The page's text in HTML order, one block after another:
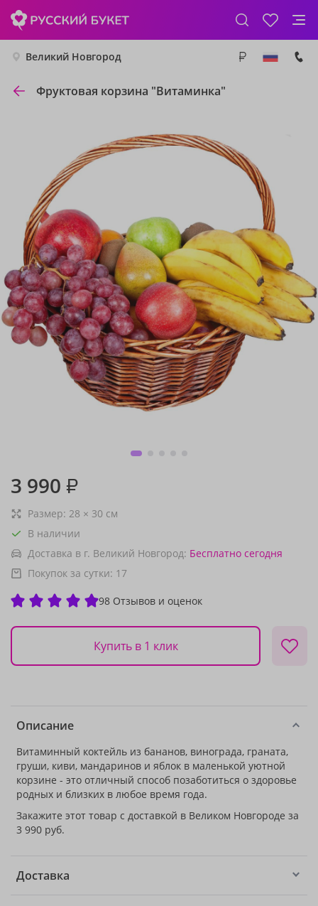
Великий Новгород
Фруктовая корзина "Витаминка"
3 990 ₽
Размер: 28 × 30 см
В наличии
Доставка в г. Великий Новгород: Бесплатно сегодня
Покупок за сутки: 17
98 Отзывов и оценок
Купить в 1 клик
Описание
Витаминный коктейль из бананов, винограда, граната,
груши, киви, мандаринов и яблок в маленькой уютной
корзине - это отличный способ позаботиться о здоровье
родных и близких в любое время года.
Закажите этот товар с доставкой в Великом Новгороде за
3 990 руб.
Доставка